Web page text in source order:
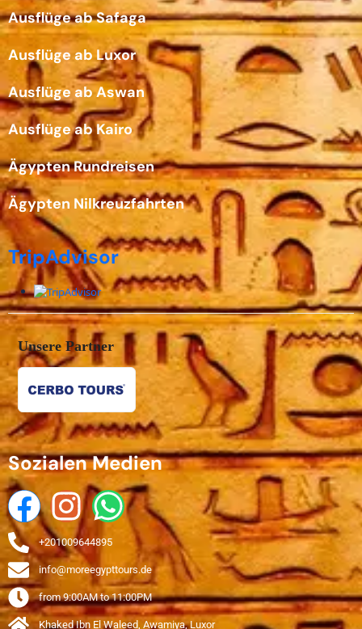
Ausflüge ab Safaga
Ausflüge ab Luxor
Ausflüge ab Aswan
Ausflüge ab Kairo
Ägypten Rundreisen
Ägypten Nilkreuzfahrten
TripAdvisor
Unsere Partner
Sozialen Medien
+201009644895
info@moreegypttours.de
from 9:00AM to 11:00PM
Khaked Ibn El Waleed, Awamiya, Luxor